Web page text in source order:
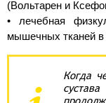
(Вольтарен и
• лечебная
мышечных тканей в
Когда